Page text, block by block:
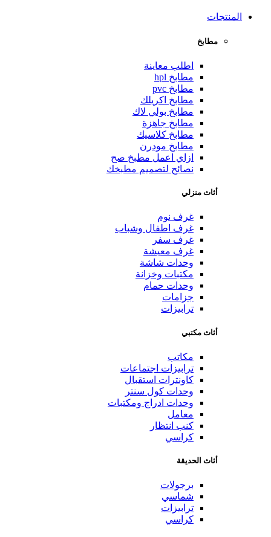
المنتجات
مطابخ
اطلب معاينة
مطابخ hpl
مطابخ pvc
مطابخ اكريلك
مطابخ بولي لاك
مطابخ جاهزة
مطابخ كلاسيك
مطابخ مودرن
ازاي اعمل مطبخ صح
نصائح لتصميم مطبخك
أثاث منزلي
غرف نوم
غرف اطفال وشباب
غرف سفر
غرف معيشة
وحدات شاشة
مكتبات وخزانة
وحدات حمام
جزامات
ترابيزات
أثاث مكتبي
مكاتب
ترابيزات اجتماعات
كاونترات استقبال
وحدات كول سنتر
وحدات ادراج ومكتبات
معامل
كنب انتظار
كراسي
أثاث الحديقة
برجولات
شماسي
ترابيزات
كراسي